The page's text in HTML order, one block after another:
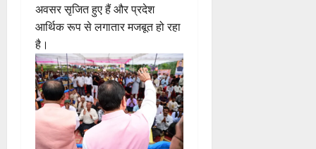
अवसर सृजित हुए हैं और प्रदेश
आर्थिक रूप से लगातार मजबूत हो रहा
है।